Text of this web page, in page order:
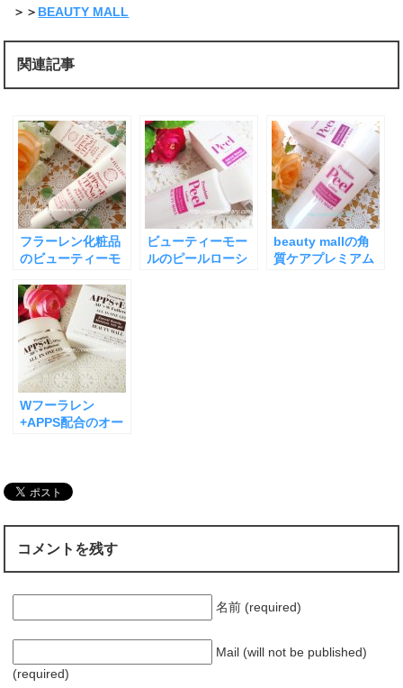
＞＞ BEAUTY MALL
関連記事
フラーレン化粧品
のビューティーモ
ーレンモイストUV
ミルクは紫外線吸
収剤不使用
ビューティーモー
ルのピールローシ
beauty mallの角
質ケアプレミアム
Wフーラレン
+APPS配合のオー
コメントを残す
名前 (required)
Mail (will not be published)
(required)